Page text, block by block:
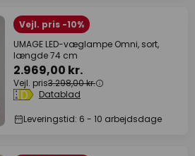
Vejl. pris -10%
UMAGE LED-væglampe Omni, sort,
længde 74 cm
2.969,00 kr.
Vejl. pris3.298,00 kr.
Datablad
Leveringstid: 6 - 10 arbejdsdage